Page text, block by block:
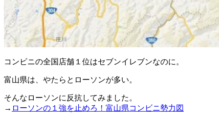
コンビニの全国店舗１位はセブンイレブンなのに。
富山県は、やたらとローソンが多い。
そんなローソンに反抗してみました。
→ ローソンの１強を止めろ！富山県コンビニ勢力図